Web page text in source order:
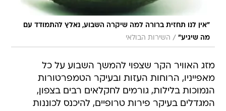
"אין לנו תחזית ברורה למה שיקרה השבוע, נאלץ להתמודד עם
מה שיגיע" / השירות הבולאי
מזג האוויר הקר שצפוי להמשך השבוע על כל
מאפייניו, הרוחות העזות ובעיקר הטמפרטורות
הנמוכות בלילות, גורמים לחקלאים רבים בצפון,
המגדלים בעיקר פירות טרופיים, להיכנס לכוננות